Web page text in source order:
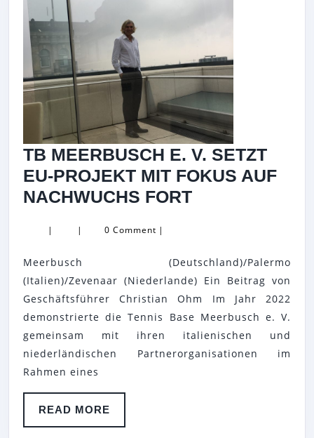
TB MEERBUSCH E. V. SETZT
EU-PROJEKT MIT FOKUS AUF
NACHWUCHS FORTTB
V.
SETZT
EU-
PROJEKT
MIT
FOKUS
| | 0 Comment |
Meerbusch (Deutschland)/Palermo
(Italien)/Zevenaar (Niederlande) Ein Beitrag von
Geschäftsführer Christian Ohm Im Jahr 2022
demonstrierte die Tennis Base Meerbusch e. V.
gemeinsam mit ihren italienischen und
niederländischen Partnerorganisationen im
Rahmen eines
READ MORE
MORE